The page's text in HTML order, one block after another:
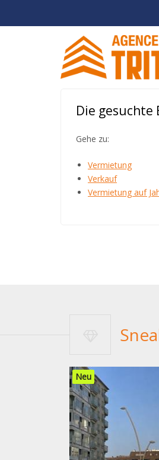
Die
Gehe zu:
Vermietung
Verkauf
Vermietung auf
Neu